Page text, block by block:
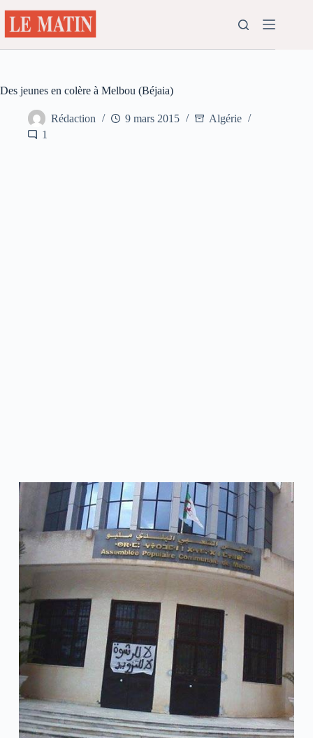
au
contenu
Des jeunes en colère à Melbou (Béjaia)
Rédaction 9 mars 2015
Algérie
1